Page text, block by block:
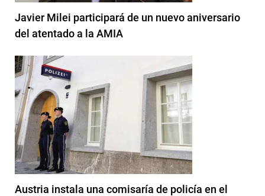
Javier Milei participará de un nuevo aniversario
del atentado a la AMIA
Austria instala una comisaría de policía en el